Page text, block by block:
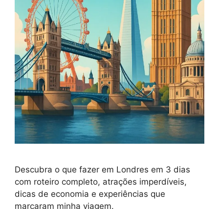
Descubra o que fazer em Londres em 3 dias
com roteiro completo, atrações imperdíveis,
dicas de economia e experiências que
marcaram minha viagem.